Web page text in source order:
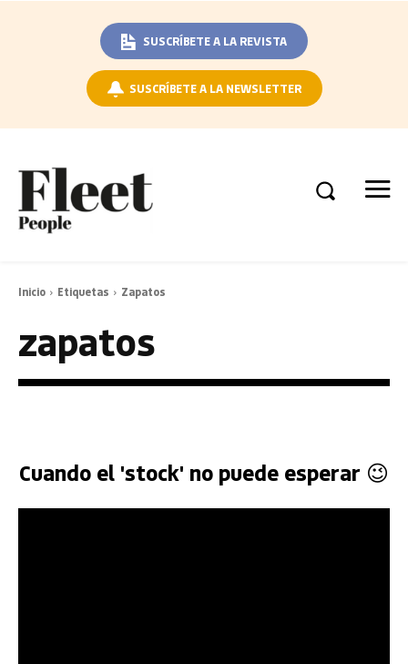
SUSCRÍBETE A LA REVISTA
SUSCRÍBETE A LA NEWSLETTER
Inicio Etiquetas Zapatos
zapatos
Cuando el 'stock' no puede esperar 😉